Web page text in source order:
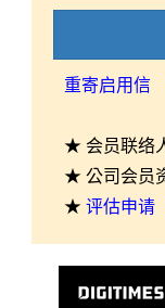
重寄启用信
★ 会员联络
★ 公司会员
★ 评估申请